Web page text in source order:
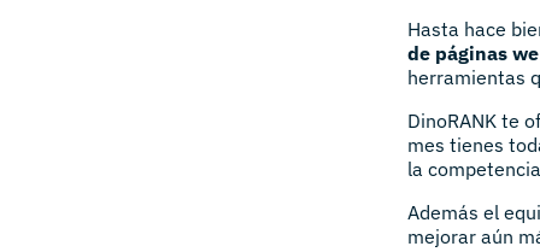
Hasta hace
de páginas
herramientas
DinoRANK te
mes tienes
la
Además el
mejorar aún